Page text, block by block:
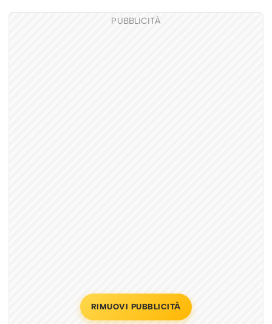
PUBBLICITÀ
RIMUOVI PUBBLICITÀ